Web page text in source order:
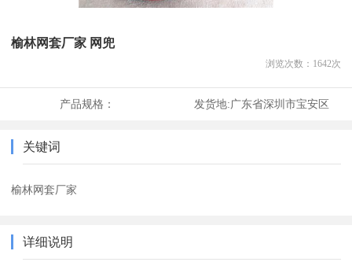
榆林网套厂家 网兜
浏览次数： 1642次
产品规格： 发货地:广东省深圳市宝安区
关键词
榆林网套厂家
详细说明